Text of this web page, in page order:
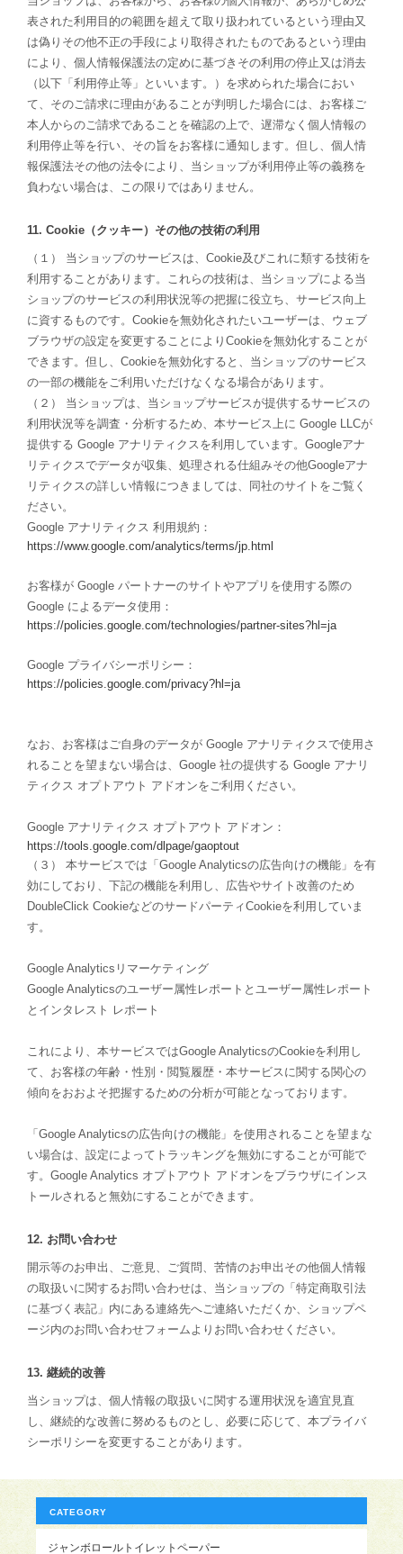
表された利用目的の範囲を超えて取り扱われているという理由又
は偽りその他不正の手段により取得されたものであるという理由
により、個人情報保護法の定めに基づきその利用の停止又は消去
（以下「利用停止等」といいます。）を求められた場合におい
て、そのご請求に理由があることが判明した場合には、お客様ご
本人からのご請求であることを確認の上で、遅滞なく個人情報の
利用停止等を行い、その旨をお客様に通知します。但し、個人情
報保護法その他の法令により、当ショップが利用停止等の義務を
負わない場合は、この限りではありません。
11. Cookie（クッキー）その他の技術の利用
（１） 当ショップのサービスは、Cookie及びこれに類する技術を
利用することがあります。これらの技術は、当ショップによる当
ショップのサービスの利用状況等の把握に役立ち、サービス向上
に資するものです。Cookieを無効化されたいユーザーは、ウェブ
ブラウザの設定を変更することによりCookieを無効化することが
できます。但し、Cookieを無効化すると、当ショップのサービス
の一部の機能をご利用いただけなくなる場合があります。
（２） 当ショップは、当ショップサービスが提供するサービスの
利用状況等を調査・分析するため、本サービス上に Google LLCが
提供する Google アナリティクスを利用しています。Googleアナ
リティクスでデータが収集、処理される仕組みその他Googleアナ
リティクスの詳しい情報につきましては、同社のサイトをご覧く
ださい。
Google アナリティクス 利用規約：
https://www.google.com/analytics/terms/jp.html
お客様が Google パートナーのサイトやアプリを使用する際の
Google によるデータ使用：
https://policies.google.com/technologies/partner-sites?hl=ja
Google プライバシーポリシー：
https://policies.google.com/privacy?hl=ja
なお、お客様はご自身のデータが Google アナリティクスで使用さ
れることを望まない場合は、Google 社の提供する Google アナリ
ティクス オプトアウト アドオンをご利用ください。
Google アナリティクス オプトアウト アドオン：
https://tools.google.com/dlpage/gaoptout
（３） 本サービスでは「Google Analyticsの広告向けの機能」を有
効にしており、下記の機能を利用し、広告やサイト改善のため
DoubleClick CookieなどのサードパーティCookieを利用していま
す。
Google Analyticsリマーケティング
Google Analyticsのユーザー属性レポートとユーザー属性レポート
とインタレスト レポート
これにより、本サービスではGoogle AnalyticsのCookieを利用し
て、お客様の年齢・性別・閲覧履歴・本サービスに関する関心の
傾向をおおよそ把握するための分析が可能となっております。
「Google Analyticsの広告向けの機能」を使用されることを望まな
い場合は、設定によってトラッキングを無効にすることが可能で
す。Google Analytics オプトアウト アドオンをブラウザにインス
トールされると無効にすることができます。
12. お問い合わせ
開示等のお申出、ご意見、ご質問、苦情のお申出その他個人情報
の取扱いに関するお問い合わせは、当ショップの「特定商取引法
に基づく表記」内にある連絡先へご連絡いただくか、ショップペ
ージ内のお問い合わせフォームよりお問い合わせください。
13. 継続的改善
当ショップは、個人情報の取扱いに関する運用状況を適宜見直
し、継続的な改善に努めるものとし、必要に応じて、本プライバ
シーポリシーを変更することがあります。
CATEGORY
ジャンボロールトイレットペーパー